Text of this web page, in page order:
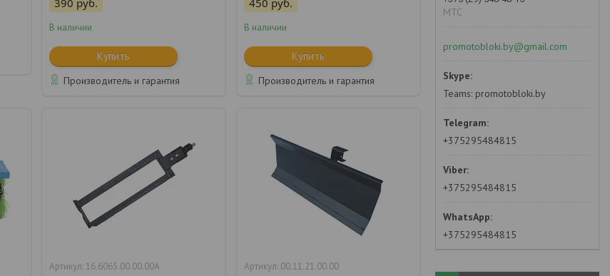
390 руб.
В наличии
Купить
Производитель и гарантия
450 руб.
В наличии
Купить
Производитель и гарантия
16.6065.00.00.00А 00.11.21.00.00
MTC
promotobloki.by@gmail.com
Teams: promotobloki.by
+375295484815
+375295484815
+375295484815